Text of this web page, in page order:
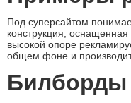
Под суперсайтом
конструкция,
высокой опоре
общем фоне и
Билборды